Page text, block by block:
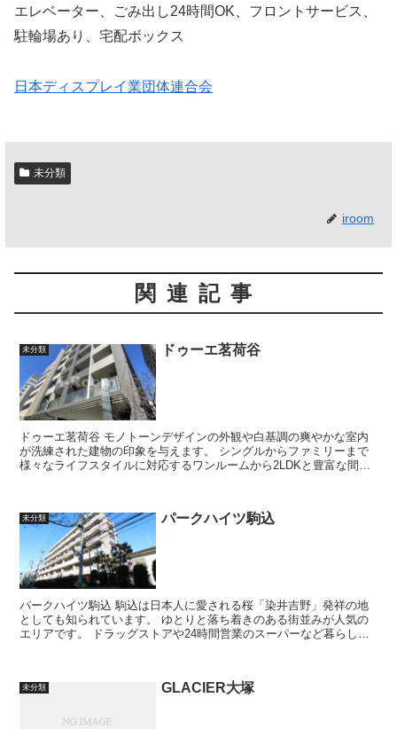
エレベーター、ごみ出し24時間OK、フロントサービス、
駐輪場あり、宅配ボックス
日本ディスプレイ業団体連合会
未分類
iroom
関連記事
未分類 ドゥーエ茗荷谷
ドゥーエ茗荷谷 モノトーンデザインの外観や白基調の爽やかな室内
が洗練された建物の印象を与えます。 シングルからファミリーまで
様々なライフスタイルに対応するワンルームから2LDKと豊富な間取
未分類 パークハイツ駒込
パークハイツ駒込 駒込は日本人に愛される桜「染井吉野」発祥の地
としても知られています。 ゆとりと落ち着きのある街並みが人気の
エリアです。 ドラッグストアや24時間営業のスーパーなど暮らしに
未分類 GLACIER大塚